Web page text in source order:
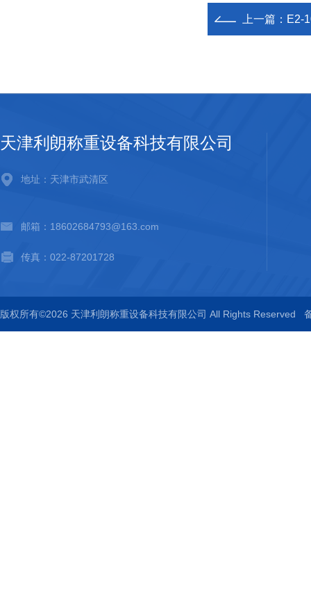
上一篇： E2-
天津利朗称重设备科技有限公司
地址：天津市武清区
邮箱：18602684793@163.com
传真：022-87201728
版权所有©2026 天津利朗称重设备科技有限公司 All Rights Reserved